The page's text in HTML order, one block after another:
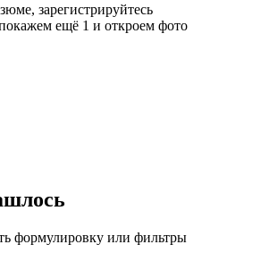
зарегистрируйтесь
ещё 1 и откроем фото
формулировку или фильтры